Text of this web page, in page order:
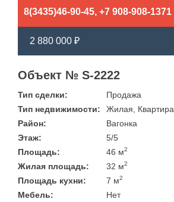
8(3435)46-90-45, +7 908-908-1371
2 880 000 ₽
Объект № S-2222
Тип сделки:
Продажа
Тип недвижимости:
Жилая, Квартира
Район:
Вагонка
Этаж:
5/5
Площадь:
46 м2
Жилая площадь: 32 м2
Площадь кухни: 7 м2
Мебель:
Нет